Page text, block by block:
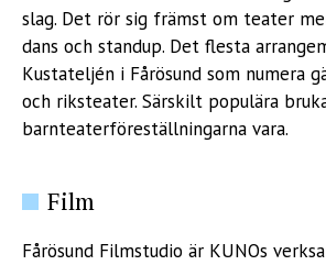
slag. Det rör sig främst om teater
dans och standup. Det flesta
Kustateljén i Fårösund som numera
och riksteater. Särskilt populära
barnteaterföreställningarna vara.
Film
Fårösund Filmstudio är KUNOs